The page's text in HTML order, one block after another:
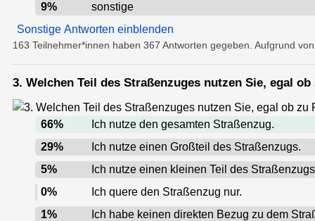
9%
sonstige
Sonstige Antworten einblenden
163 Teilnehmer*innen haben 367 Antworten gegeben. Aufgrund
3. Welchen Teil des Straßenzuges nutzen Sie, egal
66%
Ich nutze den gesamten Straßenzug.
29%
Ich nutze einen Großteil des Straßenzugs.
5%
Ich nutze einen kleinen Teil des
0%
Ich quere den Straßenzug nur.
1% Ich habe keinen direkten Bezug zu dem